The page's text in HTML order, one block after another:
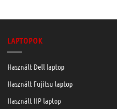
LAPTOPOK
Használt Dell laptop
Használt Fujitsu laptop
Használt HP laptop